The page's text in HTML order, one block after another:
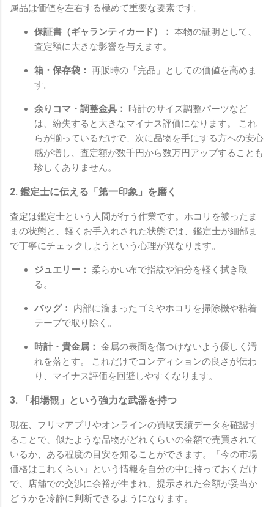
属品は価値を左右する極めて重要な要素です。
保証書（ギャランティカード）： 本物の証明として、
査定額に大きな影響を与えます。
箱・保存袋： 再販時の「完品」としての価値を高めま
す。
余りコマ・調整金具：
時計のサイズ調整パーツなど
は、紛失すると大きなマイナス評価になります。 これ
らが揃っているだけで、次に品物を手にする方への安心
感が増し、査定額が数千円から数万円アップすることも
珍しくありません。
2. 鑑定士に伝える「第一印象」を磨く
査定は鑑定士という人間が行う作業です。ホコリを被ったま
まの状態と、軽くお手入れされた状態では、鑑定士が細部ま
で丁寧にチェックしようという心理が異なります。
ジュエリー： 柔らかい布で指紋や油分を軽く拭き取
る。
バッグ：
内部に溜まったゴミやホコリを掃除機や粘着
テープで取り除く。
時計・貴金属： 金属の表面を傷つけないよう優しく汚
れを落とす。 これだけでコンディションの良さが伝わ
り、マイナス評価を回避しやすくなります。
3. 「相場観」という強力な武器を持つ
現在、フリマアプリやオンラインの買取実績データを確認す
ることで、似たような品物がどれくらいの金額で売買されて
いるか、ある程度の目安を知ることができます。「今の市場
価格はこれくらい」という情報を自分の中に持っておくだけ
で、店舗での交渉に余裕が生まれ、提示された金額が妥当か
どうかを冷静に判断できるようになります。